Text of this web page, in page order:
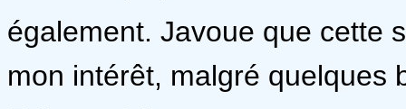
également. Javoue que
mon intérêt, malgré quelques